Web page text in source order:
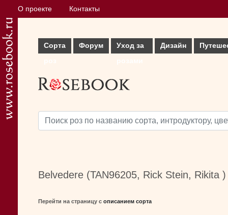
О проекте Контакты
Сорта
Форум
Уход за
Дизайн
Belvedere (TAN96205, Rick Stein, Rikita )
Перейти на страницу с описанием сорта